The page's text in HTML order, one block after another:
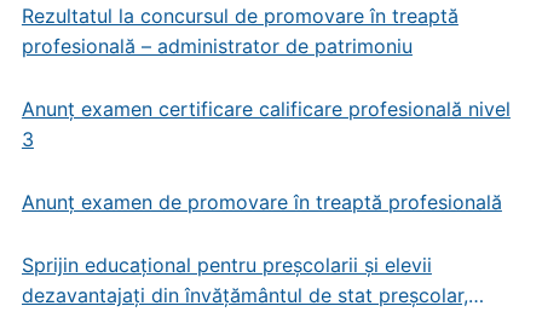
Rezultatul la concursul de promovare în treaptă
profesională – administrator de patrimoniu
Anunț examen certificare calificare profesională nivel
3
Anunț examen de promovare în treaptă profesională
Sprijin educațional pentru preșcolarii și elevii
dezavantajați din învățământul de stat preșcolar,